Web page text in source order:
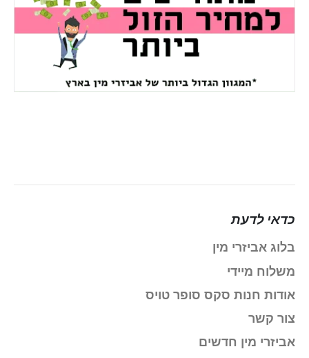
כדאי לדעת
בלוג אביזרי מין
משלוח מיידי
אודות חנות סקס סופר טויס
צור קשר
אביזרי מין חדשים